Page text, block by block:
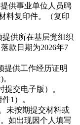
供事业单位人员聘
料复印件。（复印
提供所在基层党组织
款日期为2026年7
提供工作经历证明
提交电子版）。
1）。
未按期提交材料或
如出现因个人填写